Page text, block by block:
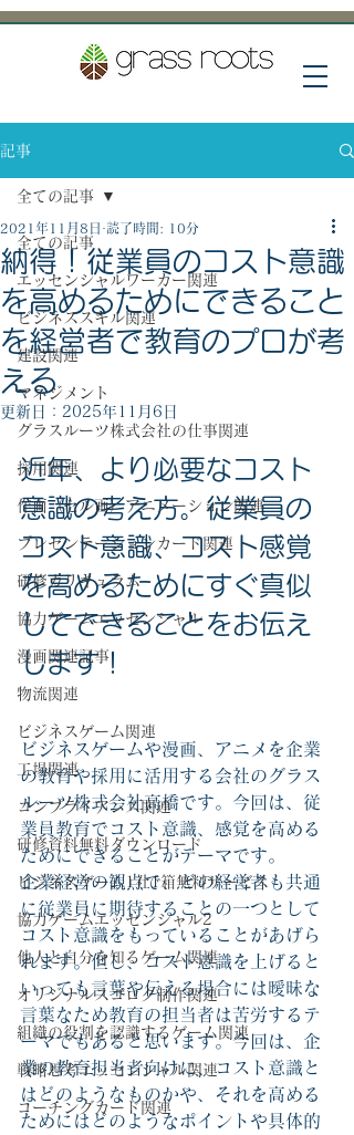
記事
全ての記事
エッセンシャルワーカー関連
ビジネススキル関連
建設関連
マネジメント
グラスルーツ株式会社の仕事関連
採用関連
作画（セル画）アニメーション関連
プレゼンテーションカード関連
研修カリキュラム
協力ゲームエッセンシャル
漫画関連記事
物流関連
ビジネスゲーム関連
工場関連
コンプライアンス関連
研修資料無料ダウンロード
ビジネスゲーム1社1箱無料サービス
協力ゲームエッセンシャル2
他人と自分を知るゲーム関連
オリジナルスゴロク制作関連
組織の役割を認識するゲーム関連
戦略思考エッセンシャル関連
コーチングカード関連
全ての記事
納得！従業員のコスト意識
を高めるためにできること
を経営者で教育のプロが考
える
2021年11月8日 読了時間: 10分
更新日： 2025年11月6日
近年、より必要なコスト
意識の考え方。従業員の
コスト意識、コスト感覚
を高めるためにすぐ真似
してできることをお伝え
します！
ビジネスゲームや漫画、アニメを企業
の教育や採用に活用する会社のグラス
ルーツ株式会社高橋です。今回は、従
業員教育でコスト意識、感覚を高める
ためにできることがテーマです。
企業経営の観点で、どの経営者も共通
に従業員に期待することの一つとして
コスト意識をもっていることがあげら
れます。但し、コスト意識を上げると
いっても言葉や伝える場合には曖昧な
言葉なため教育の担当者は苦労するテ
ーマでもあると思います。今回は、企
業の教育担当者向けに、コスト意識と
はどのようなものかや、それを高める
ためにはどのようなポイントや具体的